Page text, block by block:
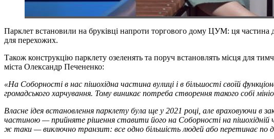
Парклет встановили на бруківці напроти торгового дому ЦУМ: ця
для перехожих.
Також конструкцію парклету озеленять та поруч встановлять місця для
міста Олександр Печененко:
«На Соборності в нас пішохідна частина вулиці і в більшості своїй
громадського харчування. Тому виникає потреба створення такого собі
Власне ідея встановлення парклету була ще у 2021 році, але враховуючи в
частиною — прийняте рішення ставити його на Соборності на пішохідній
ж таки — виключно транзит: все одно більшість людей або перетинає по